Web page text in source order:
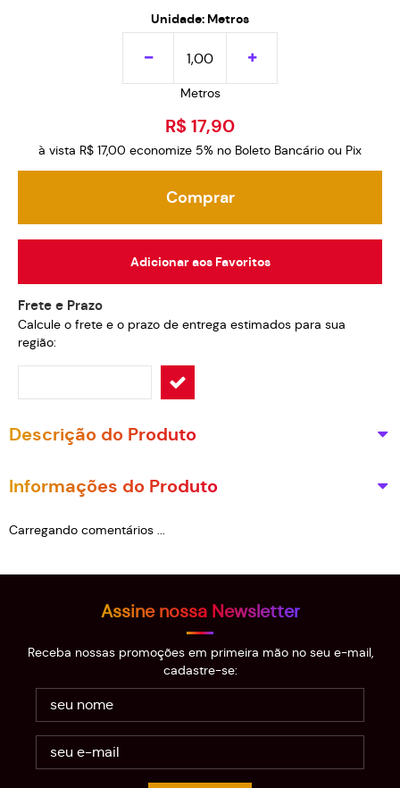
Unidade: Metros
Metros
R$ 17,90
à vista R$ 17,00 economize 5% no Boleto Bancário ou Pix
Comprar
Adicionar aos Favoritos
Frete e Prazo
Calcule o frete e o prazo de entrega estimados para sua
região:
Descrição do Produto
Informações do Produto
Carregando comentários ...
Assine nossa Newsletter
Receba nossas promoções em primeira mão no seu e-mail,
cadastre-se: